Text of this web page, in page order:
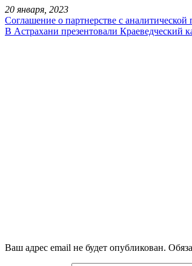
20 января, 2023
Соглашение о партнерстве с
В Астрахани презентовали Краеведческий
Ваш адрес email не будет опубликован.